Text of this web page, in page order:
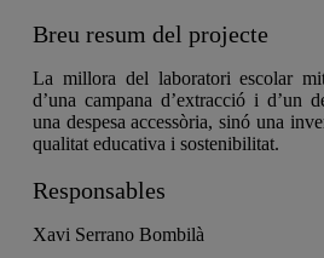
Breu resum del projecte
La millora del laboratori escolar
d’una campana d’extracció i d’un
una despesa accessòria, sinó una
qualitat educativa i sostenibilitat.
Responsables
Xavi Serrano Bombilà